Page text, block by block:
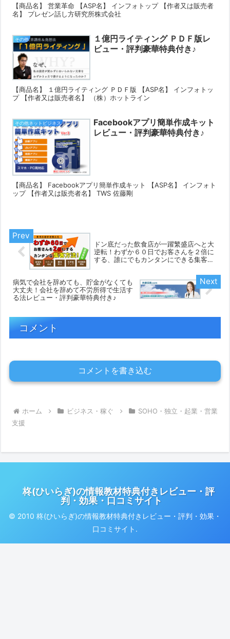
【商品名】 営業革命 【ASP名】 インフォトップ 【作者又は販売者
名】 プレゼン話し方研究所株式会社
その他
１億円ライティング ＰＤＦ版レ
ビュー・評判豪華特典付き♪
【商品名】 １億円ライティング ＰＤＦ版 【ASP名】 インフォトッ
プ 【作者又は販売者名】 （株）ホットライン
その他ネットビジネス
Facebookアプリ簡単作成キット
レビュー・評判豪華特典付き♪
【商品名】 Facebookアプリ簡単作成キット 【ASP名】 インフォト
ップ 【作者又は販売者名】 TWS 佐藤剛
ドン底だった飲食店が一躍繁盛店へと大
逆転！わずか６０日でお客さんを２倍に
する、誰にでもカンタンにできる集客方
病気で会社を辞めても、貯金がなくても
大丈夫！会社を辞めて不労所得で生活す
る法レビュー・評判豪華特典付き♪
コメント
コメントを書き込む
ホーム ビジネス・稼ぐ
SOHO・独立・起業・営業
支援
柊(ひいらぎ)の情報教材特典付きレビュー・評
判・効果・口コミサイト
© 2010 柊(ひいらぎ)の情報教材特典付きレビュー・評判・効果・
口コミサイト.